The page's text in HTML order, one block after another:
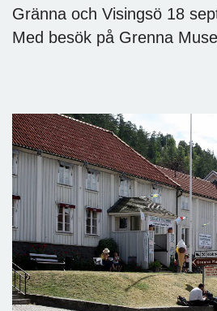
Gränna och Visingsö 18
Med besök på Grenna